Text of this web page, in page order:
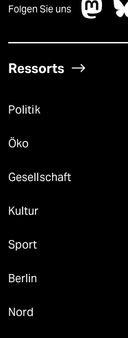
Folgen Sie uns
Ressorts
Politik
Öko
Gesellschaft
Kultur
Sport
Berlin
Nord